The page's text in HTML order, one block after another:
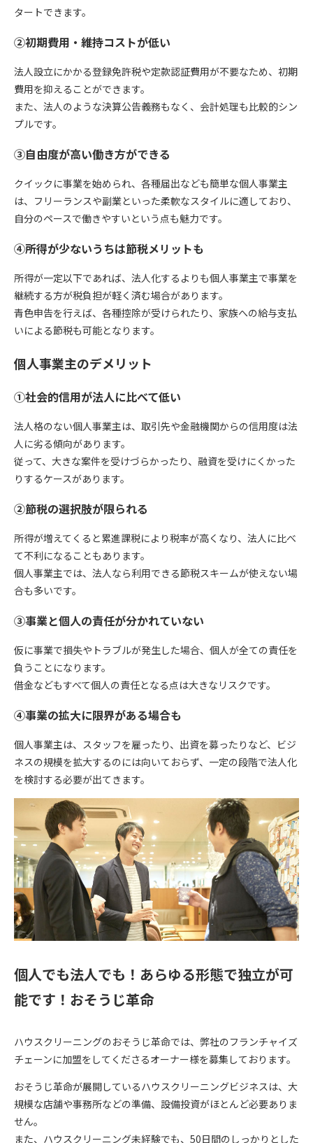
タートできます。
②初期費用・維持コストが低い
法人設立にかかる登録免許税や定款認証費用が不要なため、初期
費用を抑えることができます。
また、法人のような決算公告義務もなく、会計処理も比較的シン
プルです。
③自由度が高い働き方ができる
クイックに事業を始められ、各種届出なども簡単な個人事業主
は、フリーランスや副業といった柔軟なスタイルに適しており、
自分のペースで働きやすいという点も魅力です。
④所得が少ないうちは節税メリットも
所得が一定以下であれば、法人化するよりも個人事業主で事業を
継続する方が税負担が軽く済む場合があります。
青色申告を行えば、各種控除が受けられたり、家族への給与支払
いによる節税も可能となります。
個人事業主のデメリット
①社会的信用が法人に比べて低い
法人格のない個人事業主は、取引先や金融機関からの信用度は法
人に劣る傾向があります。
従って、大きな案件を受けづらかったり、融資を受けにくかった
りするケースがあります。
②節税の選択肢が限られる
所得が増えてくると累進課税により税率が高くなり、法人に比べ
て不利になることもあります。
個人事業主では、法人なら利用できる節税スキームが使えない場
合も多いです。
③事業と個人の責任が分かれていない
仮に事業で損失やトラブルが発生した場合、個人が全ての責任を
負うことになります。
借金などもすべて個人の責任となる点は大きなリスクです。
④事業の拡大に限界がある場合も
個人事業主は、スタッフを雇ったり、出資を募ったりなど、ビジ
ネスの規模を拡大するのには向いておらず、一定の段階で法人化
を検討する必要が出てきます。
個人でも法人でも！あらゆる形態で独立が可
能です！おそうじ革命
ハウスクリーニングのおそうじ革命では、弊社のフランチャイズ
チェーンに加盟をしてくださるオーナー様を募集しております。
おそうじ革命が展開しているハウスクリーニングビジネスは、大
規模な店舗や事務所などの準備、設備投資がほとんど必要ありま
せん。
また、ハウスクリーニング未経験でも、50日間のしっかりとした